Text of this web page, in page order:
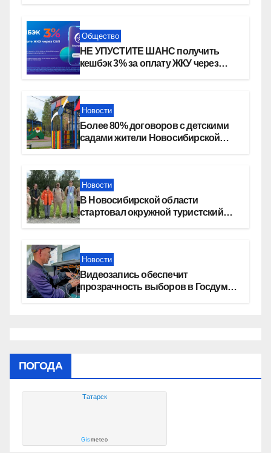
Общество
НЕ УПУСТИТЕ ШАНС получить
кешбэк 3% за оплату ЖКУ через
Новости
Более 80% договоров с детскими
садами жители Новосибирской
Новости
В Новосибирской области
стартовал окружной туристский
Новости
Видеозапись обеспечит
прозрачность выборов в Госдуму
ПОГОДА
Татарск
Gismeteo